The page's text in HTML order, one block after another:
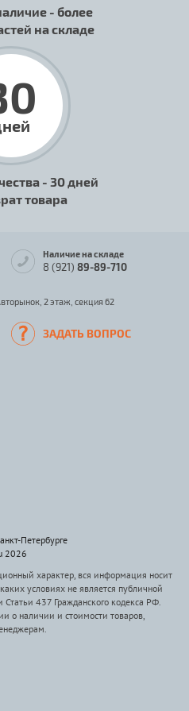
- более
на складе
- 30 дней
товара
Наличие на складе
8 (921) 89-89-710
2 этаж, секция 62
ЗАДАТЬ ВОПРОС
Петербурге
2026
характер, вся информация носит
условиях не является публичной
437 Гражданского кодекса РФ.
о наличии и стоимости товаров,